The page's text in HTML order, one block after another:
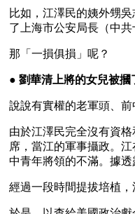
比如，江澤民的姨外甥
了上海市公安局長（中
那「一損俱損」呢？
● 劉華清上將的女兒被摑
說說有實權的老軍頭、前
由於江澤民完全沒有資
席，當江的軍事攝政。
中青年將領的不滿。據
經過一段時間提拔培植